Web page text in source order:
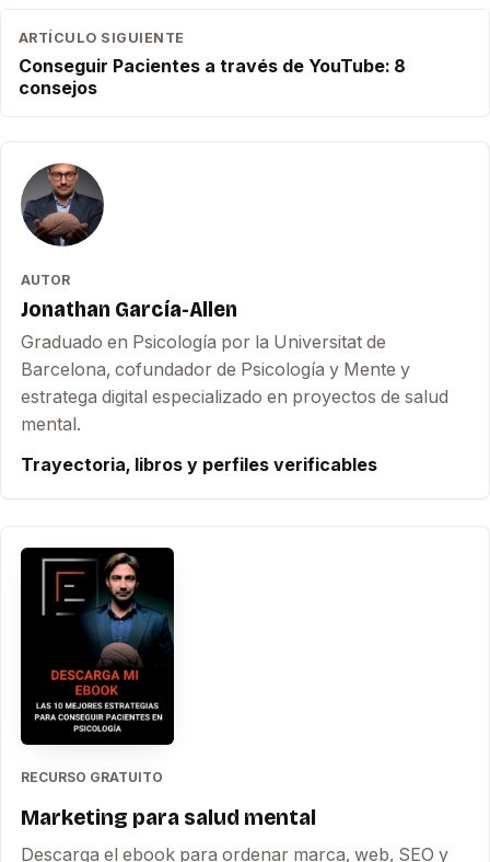
ARTÍCULO SIGUIENTE
Conseguir Pacientes a través de YouTube: 8
consejos
AUTOR
Jonathan García-Allen
Graduado en Psicología por la Universitat de
Barcelona, cofundador de Psicología y Mente y
estratega digital especializado en proyectos de salud
mental.
Trayectoria, libros y perfiles verificables
RECURSO GRATUITO
Marketing para salud mental
Descarga el ebook para ordenar marca, web, SEO y